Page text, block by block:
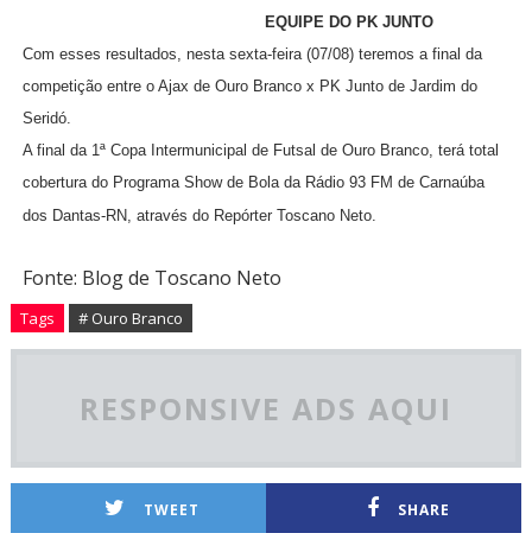
EQUIPE DO PK JUNTO
Com esses resultados, nesta sexta-feira (07/08) teremos a final da
competição entre o Ajax de Ouro Branco x PK Junto de Jardim do
Seridó.
A final da 1ª Copa Intermunicipal de Futsal de Ouro Branco, terá total
cobertura do Programa Show de Bola da Rádio 93 FM de Carnaúba
dos Dantas-RN, através do Repórter Toscano Neto.
Fonte: Blog de Toscano Neto
Tags # Ouro Branco
RESPONSIVE ADS AQUI
TWEET SHARE